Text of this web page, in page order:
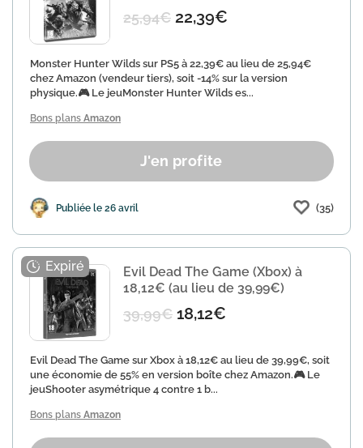
25,94€ 22,39€
Monster Hunter Wilds sur PS5 à 22,39€ au lieu de 25,94€
chez Amazon (vendeur tiers), soit -14% sur la version
physique.🎮 Le jeuMonster Hunter Wilds es...
Bons plans Amazon
J'en profite
Publiée le 26 avril (35)
Evil Dead The Game (Xbox) à
18,12€ (au lieu de 39,99€)
39,99€ 18,12€
Evil Dead The Game sur Xbox à 18,12€ au lieu de 39,99€, soit
une économie de 55% en version boîte chez Amazon.🎮 Le
jeuShooter asymétrique 4 contre 1 b...
Bons plans Amazon